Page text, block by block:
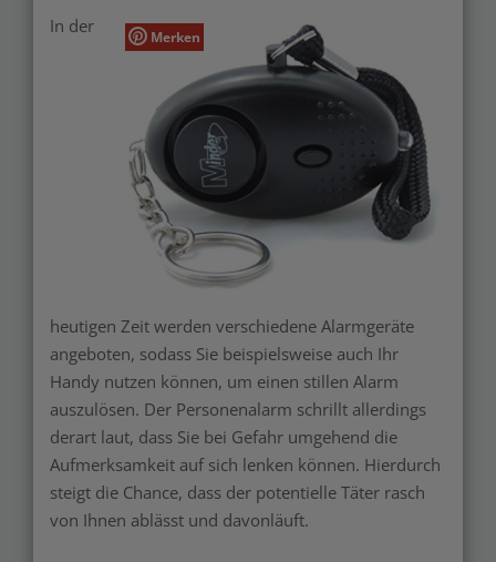
Merken
In der
heutigen Zeit werden verschiedene Alarmgeräte
angeboten, sodass Sie beispielsweise auch Ihr
Handy nutzen können, um einen stillen Alarm
auszulösen. Der Personenalarm schrillt allerdings
derart laut, dass Sie bei Gefahr umgehend die
Aufmerksamkeit auf sich lenken können. Hierdurch
steigt die Chance, dass der potentielle Täter rasch
von Ihnen ablässt und davonläuft.